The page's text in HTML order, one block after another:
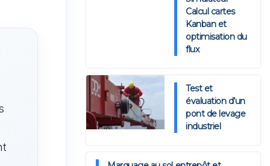
Calcul cartes
Kanban et
optimisation du
flux
Test et
évaluation d’un
pont de levage
industriel